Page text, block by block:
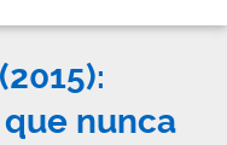
nunca